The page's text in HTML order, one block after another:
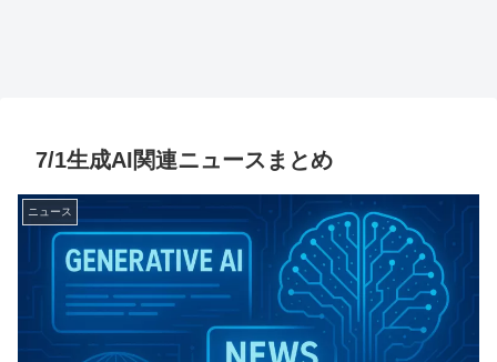
7/1生成AI関連ニュースまとめ
ニュース